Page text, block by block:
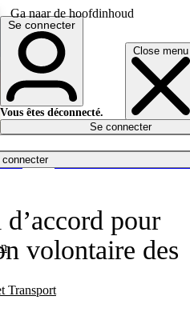
Ga naar de hoofdinhoud
Close menu
connecter
Transport
English
Deutsch
Español
Se connecter
Vous êtes déconnecté.
Se connecter
pour
volontaire des